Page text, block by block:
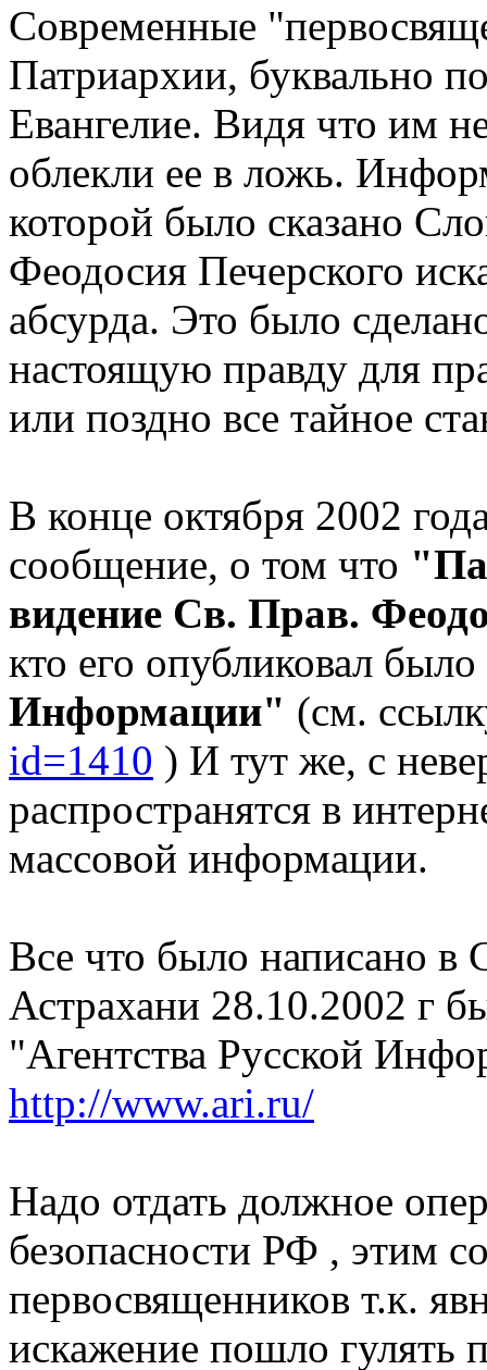
Современные
Патриархии, буквально
Евангелие. Видя что им
облекли ее в ложь.
которой было сказано
Феодосия Печерского
абсурда. Это было
настоящую правду для
или поздно все тайное
В конце октября 2002
сообщение, о том что
видение Св. Прав.
кто его опубликовал было
Информации" (см.
id=1410 ) И тут же, с
распространятся в
массовой информации.
Все что было написано
Астрахани 28.10.2002 г
"Агентства Русской
http://www.ari.ru/
Надо отдать должное
безопасности РФ , этим
первосвященников т.к.
искажение пошло гулять